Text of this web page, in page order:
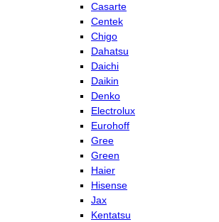
Casarte
Centek
Chigo
Dahatsu
Daichi
Daikin
Denko
Electrolux
Eurohoff
Gree
Green
Haier
Hisense
Jax
Kentatsu